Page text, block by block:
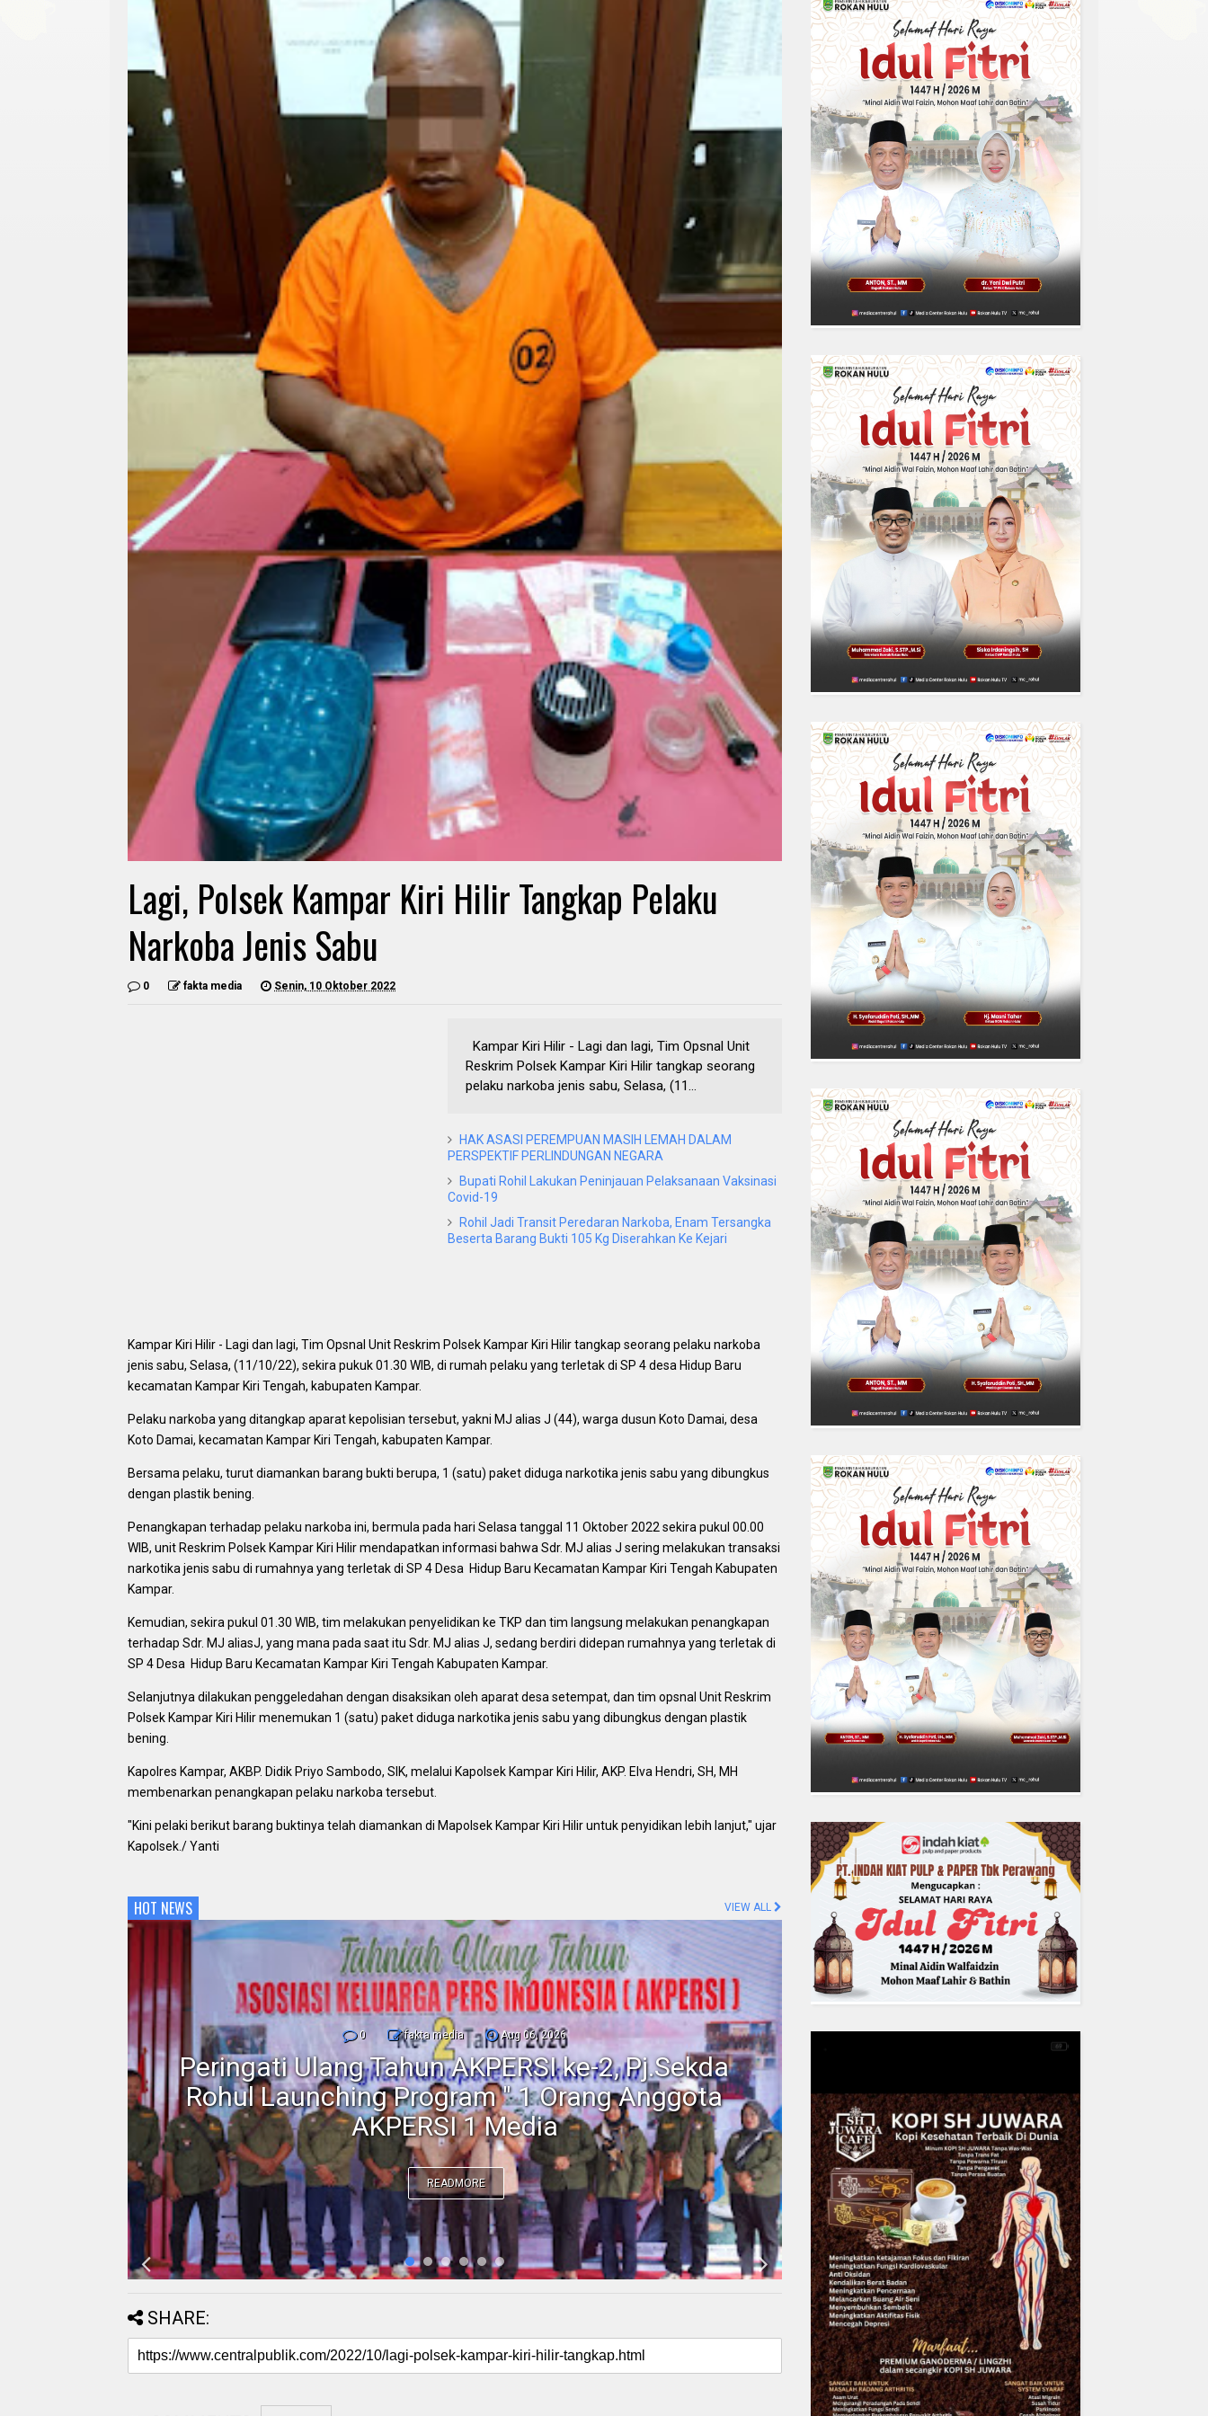
Lagi, Polsek Kampar Kiri Hilir Tangkap Pelaku
Narkoba Jenis Sabu
0 fakta media Senin, 10 Oktober 2022
Kampar Kiri Hilir - Lagi dan lagi, Tim Opsnal Unit
Reskrim Polsek Kampar Kiri Hilir tangkap seorang
pelaku narkoba jenis sabu, Selasa, (11...
HAK ASASI PEREMPUAN MASIH LEMAH DALAM
PERSPEKTIF PERLINDUNGAN NEGARA
Bupati Rohil Lakukan Peninjauan Pelaksanaan Vaksinasi
Covid-19
Rohil Jadi Transit Peredaran Narkoba, Enam Tersangka
Beserta Barang Bukti 105 Kg Diserahkan Ke Kejari
Kampar Kiri Hilir - Lagi dan lagi, Tim Opsnal Unit Reskrim Polsek Kampar Kiri Hilir tangkap seorang pelaku narkoba
jenis sabu, Selasa, (11/10/22), sekira pukuk 01.30 WIB, di rumah pelaku yang terletak di SP 4 desa Hidup Baru
kecamatan Kampar Kiri Tengah, kabupaten Kampar.
Pelaku narkoba yang ditangkap aparat kepolisian tersebut, yakni MJ alias J (44), warga dusun Koto Damai, desa
Koto Damai, kecamatan Kampar Kiri Tengah, kabupaten Kampar.
Bersama pelaku, turut diamankan barang bukti berupa, 1 (satu) paket diduga narkotika jenis sabu yang dibungkus
dengan plastik bening.
Penangkapan terhadap pelaku narkoba ini, bermula pada hari Selasa tanggal 11 Oktober 2022 sekira pukul 00.00
WIB, unit Reskrim Polsek Kampar Kiri Hilir mendapatkan informasi bahwa Sdr. MJ alias J sering melakukan transaksi
narkotika jenis sabu di rumahnya yang terletak di SP 4 Desa Hidup Baru Kecamatan Kampar Kiri Tengah Kabupaten
Kampar.
Kemudian, sekira pukul 01.30 WIB, tim melakukan penyelidikan ke TKP dan tim langsung melakukan penangkapan
terhadap Sdr. MJ aliasJ, yang mana pada saat itu Sdr. MJ alias J, sedang berdiri didepan rumahnya yang terletak di
SP 4 Desa Hidup Baru Kecamatan Kampar Kiri Tengah Kabupaten Kampar.
Selanjutnya dilakukan penggeledahan dengan disaksikan oleh aparat desa setempat, dan tim opsnal Unit Reskrim
Polsek Kampar Kiri Hilir menemukan 1 (satu) paket diduga narkotika jenis sabu yang dibungkus dengan plastik
bening.
Kapolres Kampar, AKBP. Didik Priyo Sambodo, SIK, melalui Kapolsek Kampar Kiri Hilir, AKP. Elva Hendri, SH, MH
membenarkan penangkapan pelaku narkoba tersebut.
"Kini pelaki berikut barang buktinya telah diamankan di Mapolsek Kampar Kiri Hilir untuk penyidikan lebih lanjut," ujar
Kapolsek./ Yanti
HOT NEWS VIEW ALL
0 fakta media Aug 06, 2026
Peringati Ulang Tahun AKPERSI ke-2, Pj.Sekda
Rohul Launching Program " 1 Orang Anggota
AKPERSI 1 Media
READMORE
0 fakta media
Riau Perkuat Sinergi Tangani
Liar di
SHARE: